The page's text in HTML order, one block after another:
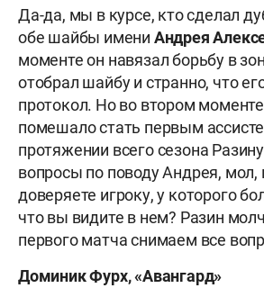
Да-да, мы в курсе, кто сделал
обе шайбы имени Андрея
моменте он навязал борьбу в
отобрал шайбу и странно, что
протокол. Но во втором
помешало стать первым
протяжении всего сезона
вопросы по поводу Андрея,
доверяете игроку, у которого
что вы видите в нем? Разин
первого матча снимаем все
Доминик Фурх, «Авангард»